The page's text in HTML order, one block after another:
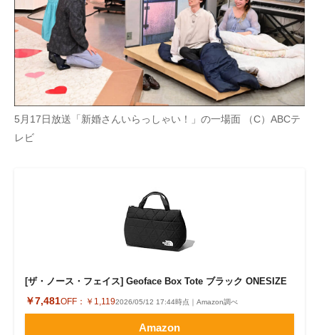
企業ITのトレンドを詳説
経営リーダーのコミュニティ
マーケ×ITの今がよく分かる
ITエンジニア向け専門サイト
製造業のIT導入・活用を支援
モノづくり技術者専門サイト
電子設計の基本と応用
5月17日放送「新婚さんいらっしゃい！」の一場面 （C）ABCテ
レビ
[ザ・ノース・フェイス] Geoface Box Tote ブラック ONESIZE
￥7,481OFF： ￥1,1192026/05/12 17:44時点｜Amazon調べ
Amazon